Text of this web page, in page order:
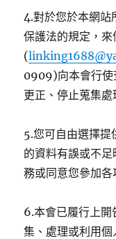
4.對於您於本網站
保護法的規定，來
(
0909)向本會行使
更正、停止蒐集處
5.您可自由選擇提
的資料有誤或不
務或同意您參加各
6.本會已履行上開
集、處理或利用個